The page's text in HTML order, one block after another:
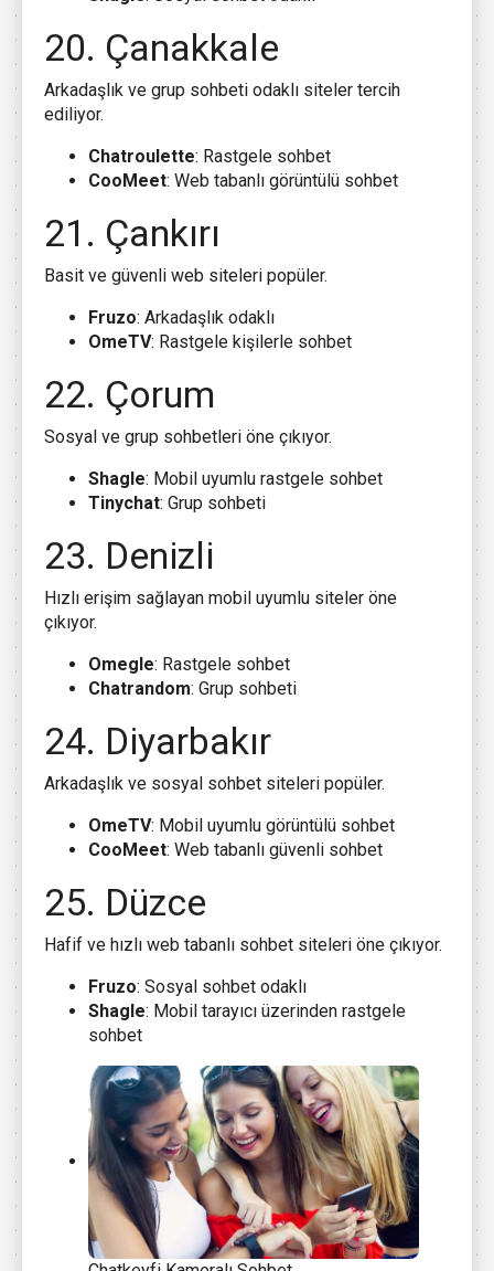
20. Çanakkale
Arkadaşlık ve grup sohbeti odaklı siteler tercih
ediliyor.
Chatroulette: Rastgele sohbet
CooMeet: Web tabanlı görüntülü sohbet
21. Çankırı
Basit ve güvenli web siteleri popüler.
Fruzo: Arkadaşlık odaklı
OmeTV: Rastgele kişilerle sohbet
22. Çorum
Sosyal ve grup sohbetleri öne çıkıyor.
Shagle: Mobil uyumlu rastgele sohbet
Tinychat: Grup sohbeti
23. Denizli
Hızlı erişim sağlayan mobil uyumlu siteler öne
çıkıyor.
Omegle: Rastgele sohbet
Chatrandom: Grup sohbeti
24. Diyarbakır
Arkadaşlık ve sosyal sohbet siteleri popüler.
OmeTV: Mobil uyumlu görüntülü sohbet
CooMeet: Web tabanlı güvenli sohbet
25. Düzce
Hafif ve hızlı web tabanlı sohbet siteleri öne çıkıyor.
Fruzo: Sosyal sohbet odaklı
Shagle: Mobil tarayıcı üzerinden rastgele
sohbet